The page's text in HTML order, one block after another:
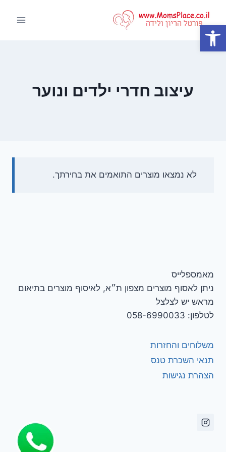
פתח סרגל נגישות
content
עיצוב חדרי ילדים ונוער
לא נמצאו מוצרים התואמים את בחירתך.
מאמספלייס
ניתן לאסוף מוצרים מצפון ת״א, לאיסוף מוצרים בתיאום
מראש יש לצלצל
לטלפון: 058-6990033
משלוחים והחזרות
תנאי השכרת טנס
הצהרת נגישות